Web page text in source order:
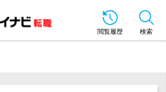
閲覧履歴 検索